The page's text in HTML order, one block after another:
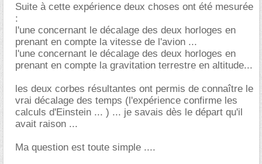
Suite à cette expérience deux choses ont été mesurée
:
l'une concernant le décalage des deux horloges en
prenant en compte la vitesse de l'avion ...
l'une concernant le décalage des deux horloges en
prenant en compte la gravitation terrestre en altitude...
les deux corbes résultantes ont permis de connaître le
vrai décalage des temps (l'expérience confirme les
calculs d'Einstein ... ) ... je savais dès le départ qu'il
avait raison ...
Ma question est toute simple ....